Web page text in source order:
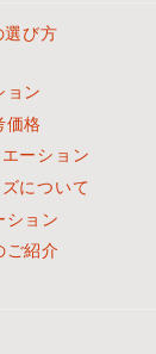
び方
ン
格
ーション
について
ョン
紹介